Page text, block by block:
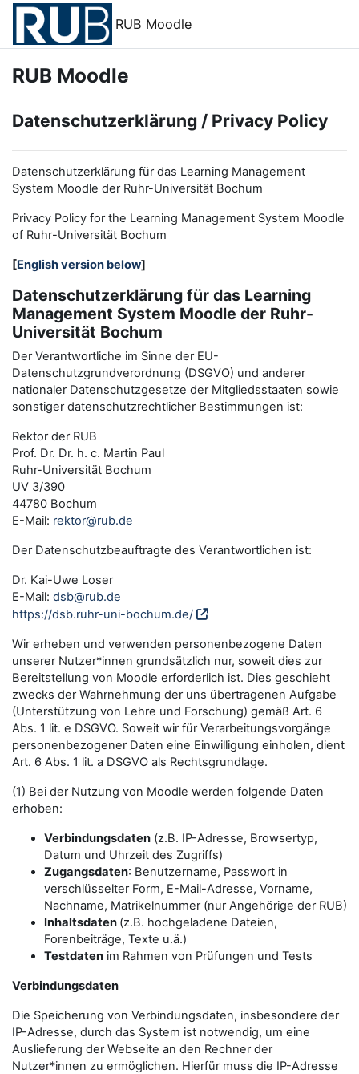
Zum Hauptinhalt
RUB Moodle
RUB Moodle
Datenschutzerklärung / Privacy Policy
Datenschutzerklärung für das Learning Management
System Moodle der Ruhr-Universität Bochum
Privacy Policy for the Learning Management System Moodle
of Ruhr-Universität Bochum
[English version below]
Datenschutzerklärung für das Learning
Management System Moodle der Ruhr-
Universität Bochum
Der Verantwortliche im Sinne der EU-
Datenschutzgrundverordnung (DSGVO) und anderer
nationaler Datenschutzgesetze der Mitgliedsstaaten sowie
sonstiger datenschutzrechtlicher Bestimmungen ist:
Rektor der RUB
Prof. Dr. Dr. h. c. Martin Paul
Ruhr-Universität Bochum
UV 3/390
44780 Bochum
E-Mail: rektor@rub.de
Der Datenschutzbeauftragte des Verantwortlichen ist:
Dr. Kai-Uwe Loser
E-Mail: dsb@rub.de
https://dsb.ruhr-uni-bochum.de/
Wir erheben und verwenden personenbezogene Daten
unserer Nutzer*innen grundsätzlich nur, soweit dies zur
Bereitstellung von Moodle erforderlich ist. Dies geschieht
zwecks der Wahrnehmung der uns übertragenen Aufgabe
(Unterstützung von Lehre und Forschung) gemäß Art. 6
Abs. 1 lit. e DSGVO. Soweit wir für Verarbeitungsvorgänge
personenbezogener Daten eine Einwilligung einholen, dient
Art. 6 Abs. 1 lit. a DSGVO als Rechtsgrundlage.
(1) Bei der Nutzung von Moodle werden folgende Daten
erhoben:
Verbindungsdaten (z.B. IP-Adresse, Browsertyp,
Datum und Uhrzeit des Zugriffs)
Zugangsdaten: Benutzername, Passwort in
verschlüsselter Form, E-Mail-Adresse, Vorname,
Nachname, Matrikelnummer (nur Angehörige der RUB)
Inhaltsdaten (z.B. hochgeladene Dateien,
Forenbeiträge, Texte u.ä.)
Testdaten im Rahmen von Prüfungen und Tests
Verbindungsdaten
Die Speicherung von Verbindungsdaten, insbesondere der
IP-Adresse, durch das System ist notwendig, um eine
Auslieferung der Webseite an den Rechner der
Nutzer*innen zu ermöglichen. Hierfür muss die IP-Adresse